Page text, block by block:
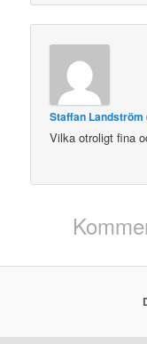
Staffan Landström
Vilka otroligt fina